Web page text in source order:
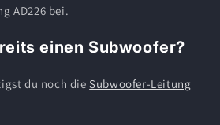
AD226 bei.
einen Subwoofer?
du noch die Subwoofer-Leitung